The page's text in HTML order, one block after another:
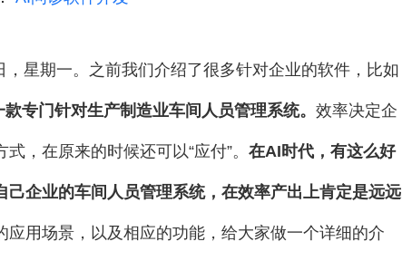
星期一。之前我们介绍了很多针对企业的软件，比如
专门针对生产制造业车间人员管理系统。 效率决定企
，在原来的时候还可以“应付”。 在AI时代，有这么好
企业的车间人员管理系统，在效率产出上肯定是远远
应用场景，以及相应的功能，给大家做一个详细的介